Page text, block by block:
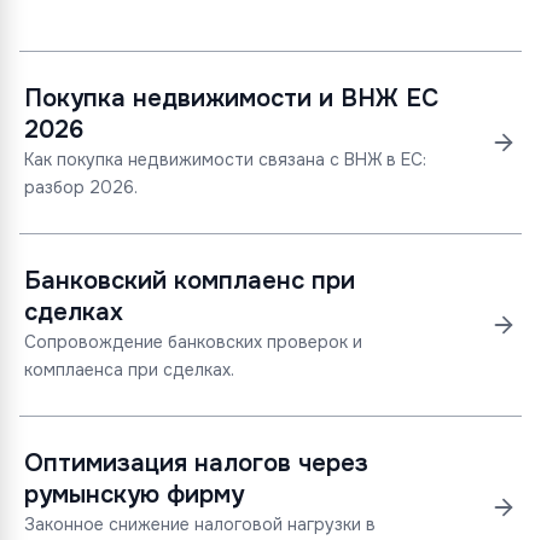
Покупка недвижимости и ВНЖ ЕС
2026
Как покупка недвижимости связана с ВНЖ в ЕС:
разбор 2026.
Банковский комплаенс при
сделках
Сопровождение банковских проверок и
комплаенса при сделках.
Оптимизация налогов через
румынскую фирму
Законное снижение налоговой нагрузки в